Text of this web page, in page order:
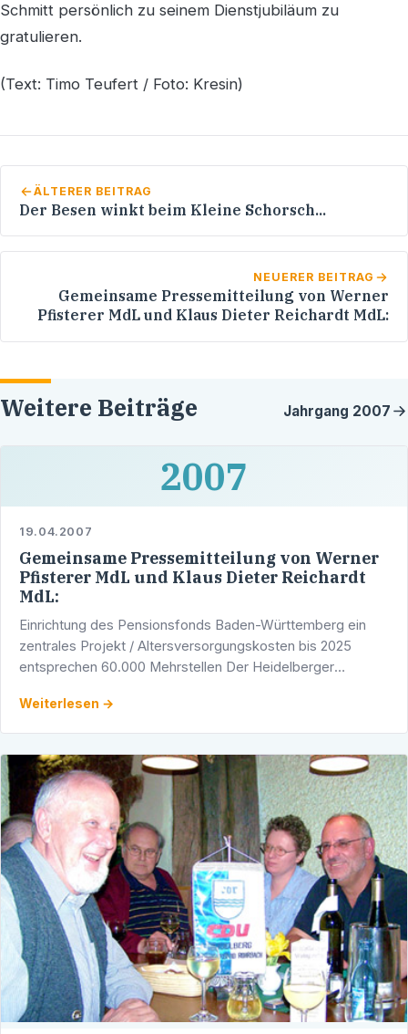
Schmitt persönlich zu seinem Dienstjubiläum zu
gratulieren.
(Text: Timo Teufert / Foto: Kresin)
ÄLTERER BEITRAG
Der Besen winkt beim Kleine Schorsch...
NEUERER BEITRAG
Gemeinsame Pressemitteilung von Werner
Pfisterer MdL und Klaus Dieter Reichardt MdL:
Weitere Beiträge Jahrgang 2007
2007
19.04.2007
Gemeinsame Pressemitteilung von Werner
Pfisterer MdL und Klaus Dieter Reichardt
MdL:
Einrichtung des Pensionsfonds Baden-Württemberg ein
zentrales Projekt / Altersversorgungskosten bis 2025
entsprechen 60.000 Mehrstellen Der Heidelberger
Mannheimer …
Weiterlesen →